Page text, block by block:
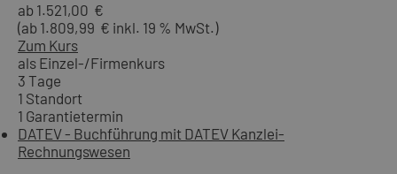
ab 1.521,00 €
(ab 1.809,99 € inkl. 19 % MwSt.)
Zum Kurs
als Einzel-/Firmenkurs
3 Tage
1 Standort
1 Garantietermin
DATEV - Buchführung mit DATEV Kanzlei-
Rechnungswesen